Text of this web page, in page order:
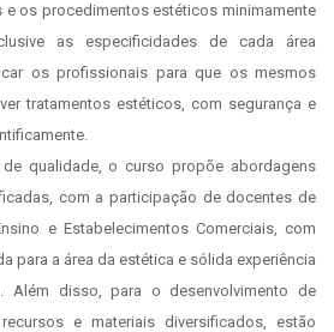
os procedimentos estéticos minimamente
as especificidades de cada área
os profissionais para que os mesmos
tratamentos estéticos, com segurança e
de qualidade, o curso propõe abordagens
com a participação de docentes de
e Estabelecimentos Comerciais, com
para a área da estética e sólida experiência
Além disso, para o desenvolvimento de
e materiais diversificados, estão